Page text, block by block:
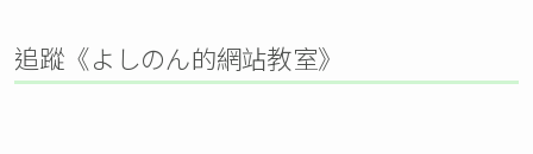
追蹤《よしのん的網站教室》